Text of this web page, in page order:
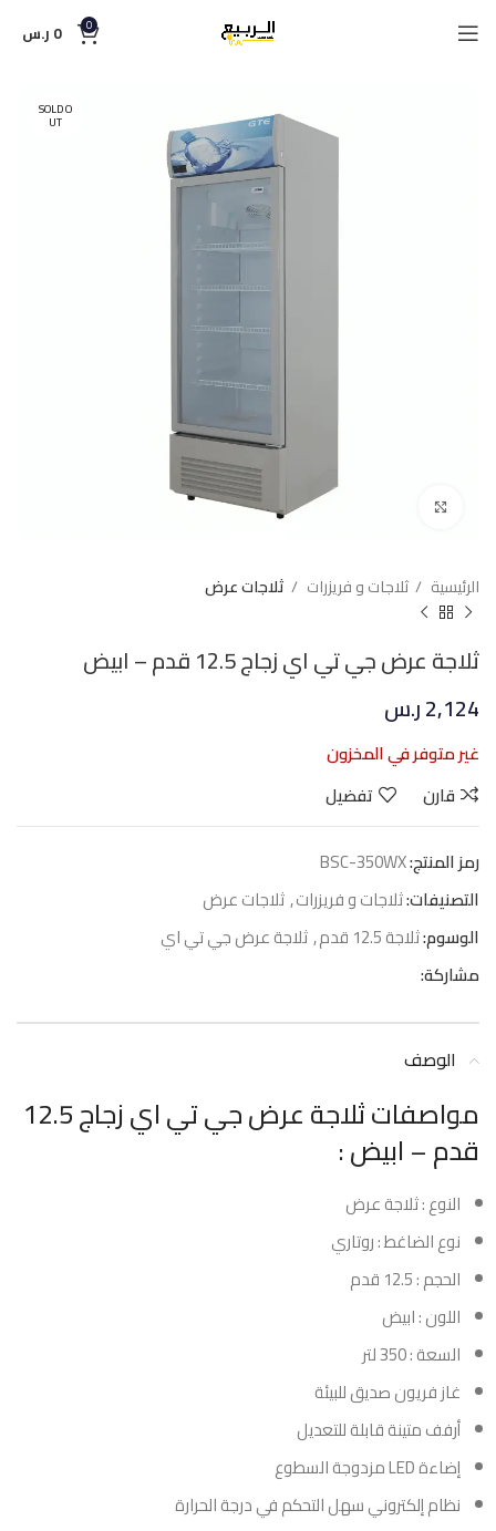
0
0 ر.س
SOLD O
UT
الرئيسية ثلاجات و فريزرات ثلاجات عرض
ثلاجة عرض جي تي اي زجاج 12.5 قدم – ابيض
2,124ر.س
غير متوفر في المخزون
قارن
تفضيل
رمز المنتج:BSC-350WX
التصنيفات:ثلاجات و فريزرات,ثلاجات عرض
الوسوم:ثلاجة 12.5 قدم ,ثلاجة عرض جي تي اي
مشاركة:
الوصف
مواصفات ثلاجة عرض جي تي اي زجاج 12.5
قدم – ابيض :
النوع : ثلاجة عرض
نوع الضاغط : روتاري
الحجم : 12.5 قدم
اللون : ابيض
السعة : 350 لتر
غاز فريون صديق للبيئة
أرفف متينة قابلة للتعديل
إضاءة LED مزدوجة السطوع
نظام إلكتروني سهل التحكم في درجة الحرارة